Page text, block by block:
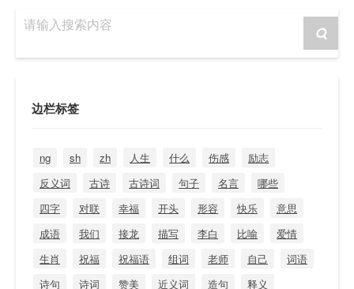
请输入搜索内容
边栏标签
ng sh zh 人生 什么 伤感
励志
反义词
古诗 古诗词 句子 名言
哪些
四字
对联 幸福 开头 形容 快乐
意思
成语
我们 接龙 描写 李白 比喻
爱情
生肖
祝福 祝福语 组词 老师 自己
词语
诗句
诗词 赞美 近义词 造句 释义